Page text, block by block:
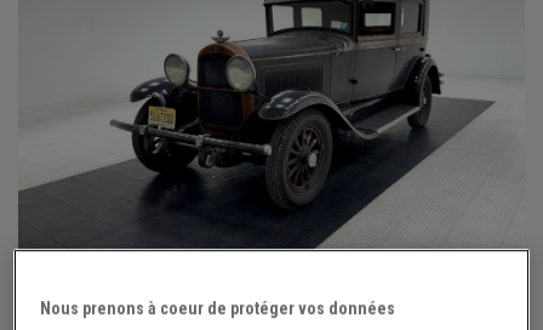
Nous prenons à coeur de protéger vos données